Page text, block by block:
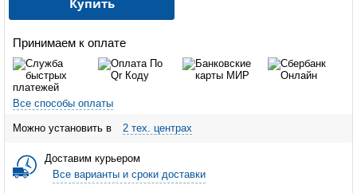
Принимаем к оплате
Все способы оплаты
Можно установить в 2 тех. центрах
Доставим курьером
Все варианты и сроки доставки
Купить